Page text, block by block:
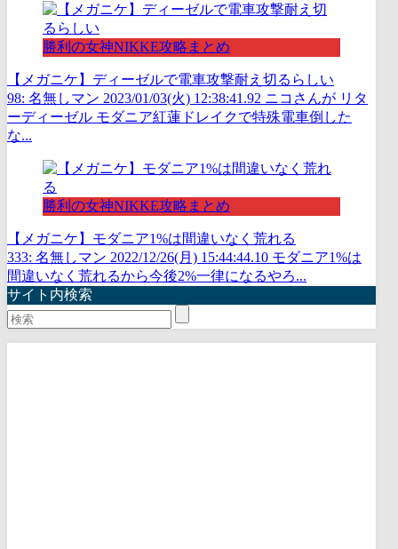
勝利の女神NIKKE攻略まとめ
【メガニケ】ディーゼルで電車攻撃耐え切るらしい
98: 名無しマン 2023/01/03(火) 12:38:41.92 ニコさんが リタ
ーディーゼル モダニア紅蓮ドレイクで特殊電車倒した
な...
勝利の女神NIKKE攻略まとめ
【メガニケ】モダニア1%は間違いなく荒れる
333: 名無しマン 2022/12/26(月) 15:44:44.10 モダニア1%は
間違いなく荒れるから今後2%一律になるやろ...
サイト内検索